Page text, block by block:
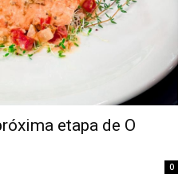
etapa de O
0